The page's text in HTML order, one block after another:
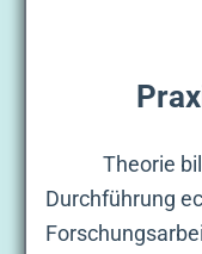
Theorie
Durchführung